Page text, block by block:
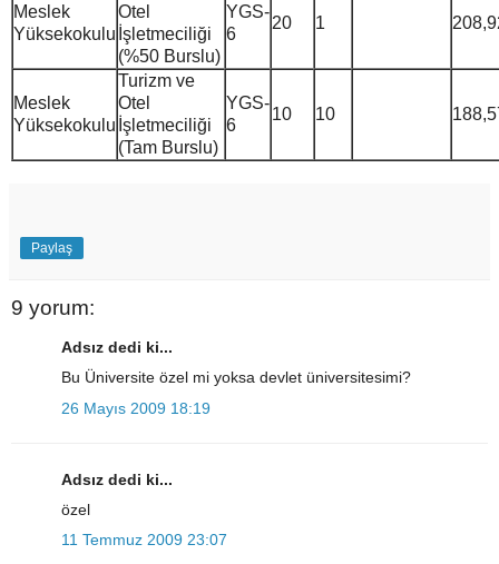
Meslek
Yüksekokulu
Otel
İşletmeciliği
(%50 Burslu)
YGS-
6
20 1
Meslek
Yüksekokulu
Turizm ve
Otel
İşletmeciliği
(Tam Burslu)
YGS-
6
10 10
Paylaş
9 yorum:
Adsız dedi ki...
Bu Üniversite özel mi yoksa devlet üniversitesimi?
26 Mayıs 2009 18:19
Adsız dedi ki...
özel
11 Temmuz 2009 23:07